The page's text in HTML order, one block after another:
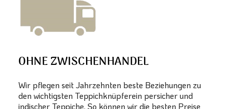
OHNE ZWISCHENHANDEL
Wir pflegen seit Jahrzehnten beste Beziehungen zu
den wichtigsten Teppichknüpferein persicher und
indischer Teppiche. So können wir die besten Preise